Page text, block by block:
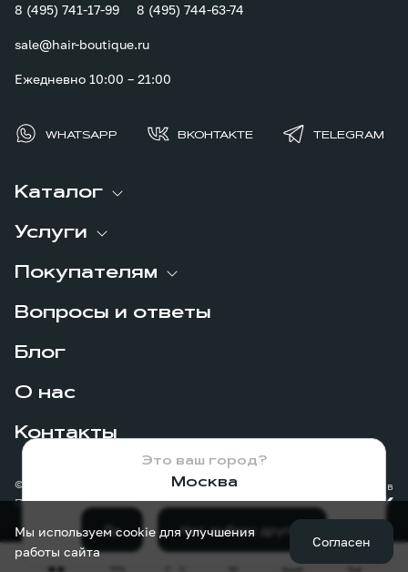
Это ваш город?
Москва
Да Нет, выберу другой
Каталог
Услуги
Покупателям
Вопросы и ответы
Блог
О нас
Контакты
8 (495) 741-17-99 8 (495) 744-63-74
sale@hair-boutique.ru
Ежедневно 10:00 – 21:00
WHATSAPP ВКОНТАКТЕ TELEGRAM
© 2026
Политика конфиденциальности
Сделано в
Мы используем cookie для улучшения
работы сайта
Согласен